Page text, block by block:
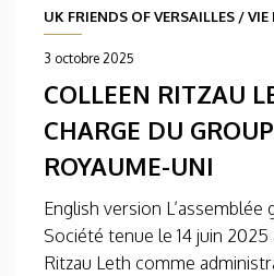
UK FRIENDS OF VERSAILLES /VIE
3 octobre 2025
COLLEEN RITZAU
CHARGE DU
ROYAUME-UNI
English version
Société tenue le 14 juin
Ritzau Leth comme